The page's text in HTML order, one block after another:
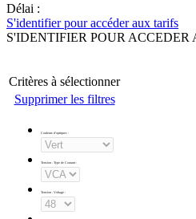
Délai :
S'identifier pour accéder aux tarifs
S'IDENTIFIER POUR ACCEDER
Critères à sélectionner
Supprimer les filtres
Couleurs d'optiques :
Tension - Type de Courant :
Tension - Voltage :